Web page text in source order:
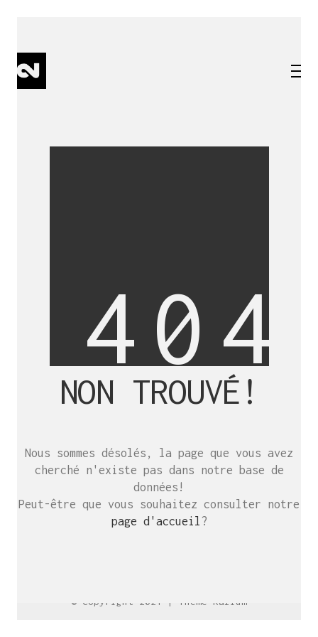
4 0 4
NON TROUVÉ!
Nous sommes désolés, la page que vous avez
cherché n'existe pas dans notre base de
données!
Peut-être que vous souhaitez consulter notre
page d'accueil ?
C’est toujours mieux de se voir
afin de parler le même langage.
atelier@crayon-noir.re
© Copyright 2021 | Thème Kalium